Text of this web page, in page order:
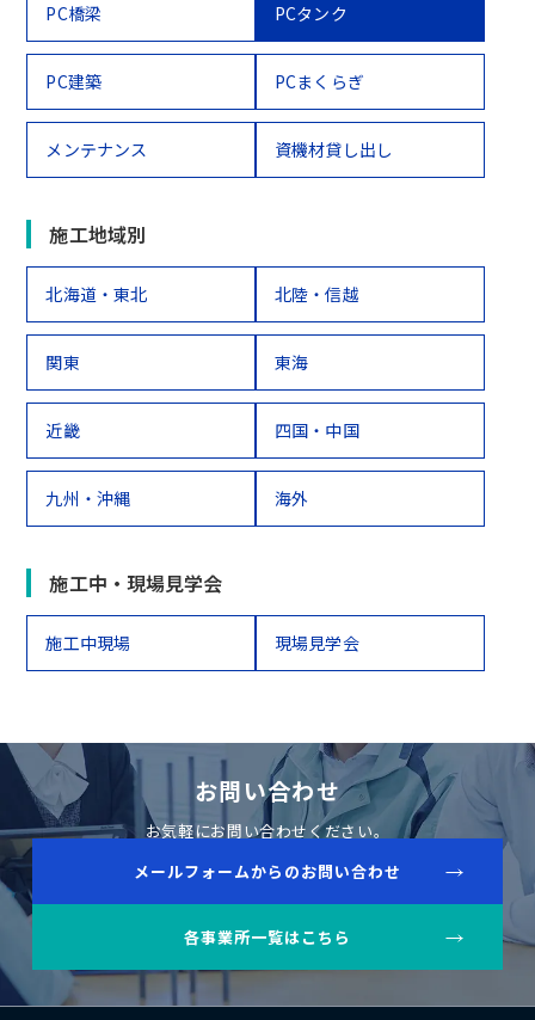
PC橋梁 PCタンク
PC建築 PCまくらぎ
メンテナンス 資機材貸し出し
施工地域別
北海道・東北 北陸・信越
関東 東海
近畿 四国・中国
九州・沖縄 海外
施工中・現場見学会
施工中現場 現場見学会
お問い合わせ
お気軽にお問い合わせください。
メールフォームからのお問い合わせ
各事業所一覧はこちら